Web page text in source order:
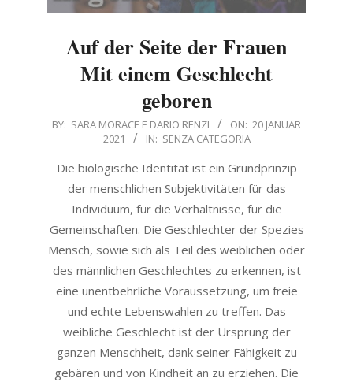
Auf der Seite der Frauen
Mit einem Geschlecht
geboren
2021-
20
BY: SARA MORACE E DARIO RENZI ON: 20 JANUAR
2021
IN: SENZA CATEGORIA
Die biologische Identität ist ein Grundprinzip
der menschlichen Subjektivitäten für das
Individuum, für die Verhältnisse, für die
Gemeinschaften. Die Geschlechter der Spezies
Mensch, sowie sich als Teil des weiblichen oder
des männlichen Geschlechtes zu erkennen, ist
eine unentbehrliche Voraussetzung, um freie
und echte Lebenswahlen zu treffen. Das
weibliche Geschlecht ist der Ursprung der
ganzen Menschheit, dank seiner Fähigkeit zu
gebären und von Kindheit an zu erziehen. Die